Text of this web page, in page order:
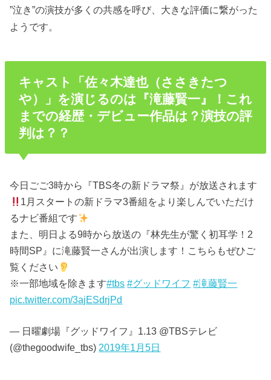
”泣き”の演技が多くの共感を呼び、大きな評価に繋がった
ようです。
キャスト「佐々木達也（ささきたつ
や）」を演じるのは『滝藤賢一』！これ
までの経歴・デビュー作品は？演技の評
判は？？
今日ごご3時から『TBS冬の新ドラマ祭』が放送されます
1月スタートの新ドラマ3番組をより楽しんでいただけ
るナビ番組です
また、明日よる9時から放送の『林先生が驚く初耳学！2
時間SP』に滝藤賢一さんが出演します！こちらもぜひご
覧ください
※一部地域を除きます#tbs #グッドワイフ #滝藤賢一
pic.twitter.com/3ajESdrjPd
— 日曜劇場『グッドワイフ』1.13 @TBSテレビ
(@thegoodwife_tbs) 2019年1月5日